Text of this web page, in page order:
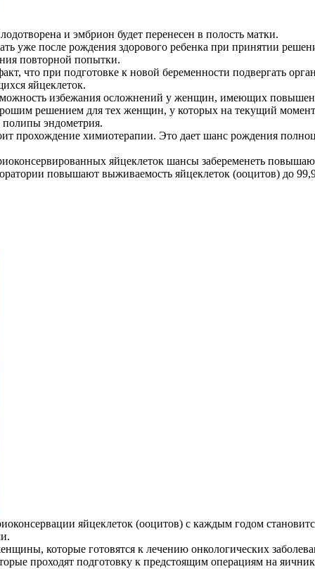
и эмбрион будет перенесен в полость матки.
уже после рождения здорового ребенка при принятии
повторной попытки.
что при подготовке к новой беременности подвергать
яйцеклеток.
избежания осложнений у женщин, имеющих
решением для тех женщин, у которых на текущий момент
эндометрия.
прохождение химиотерапии. Это дает шанс рождения
яйцеклеток шансы забеременеть
повышают выживаемость яйцеклеток (ооцитов) до
яйцеклеток (ооцитов) с каждым годом
которые готовятся к лечению онкологических
проходят подготовку к предстоящим операциям на